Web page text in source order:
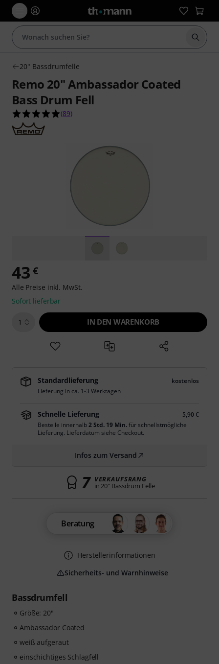
Suche
20" Bassdrumfelle
Remo 20" Ambassador Coated
Bass Drum Fell
4.9 von 5 Sternen aus 89 Kundenbewertungen
(89)
Bassdrumfell
Größe: 20"
Ambassador Coated
weiß aufgeraut
einschichtiges Schlagfell
43 €
Alle Preise inkl. MwSt.
Sofort lieferbar
1 IN DEN WARENKORB
Standardlieferung
kostenlos
Lieferung in ca. 1-3 Werktagen
Schnelle Lieferung
5,90 €
Bestelle innerhalb2 Std. 19 Min.für schnellstmögliche
Lieferung. Lieferdatum siehe Checkout.
Infos zum Versand
7 VERKAUFSRANG
in 20" Bassdrum Felle
Beratung
Herstellerinformationen
Sicherheits- und Warnhinweise